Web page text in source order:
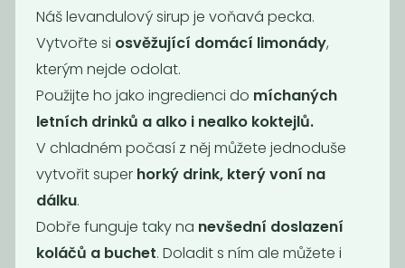
Bioláda jahoda
230g bio
115Kč
Malina sirup 500
ml
135 Kč
Novinka
Náš levandulový sirup je voňavá pecka.
Vytvořte si osvěžující domácí limonády,
kterým nejde odolat.
Použijte ho jako ingredienci do míchaných
letních drinků a alko i nealko koktejlů.
V chladném počasí z něj můžete jednoduše
vytvořit super horký drink, který voní na
dálku.
Dobře funguje taky na nevšední doslazení
koláčů a buchet. Doladit s ním ale můžete i